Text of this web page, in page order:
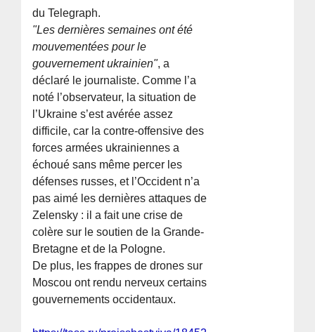
du Telegraph.
"Les dernières semaines ont été
mouvementées pour le
gouvernement ukrainien", a
déclaré le journaliste. Comme l’a
noté l’observateur, la situation de
l’Ukraine s’est avérée assez
difficile, car la contre-offensive des
forces armées ukrainiennes a
échoué sans même percer les
défenses russes, et l’Occident n’a
pas aimé les dernières attaques de
Zelensky : il a fait une crise de
colère sur le soutien de la Grande-
Bretagne et de la Pologne.
De plus, les frappes de drones sur
Moscou ont rendu nerveux certains
gouvernements occidentaux.